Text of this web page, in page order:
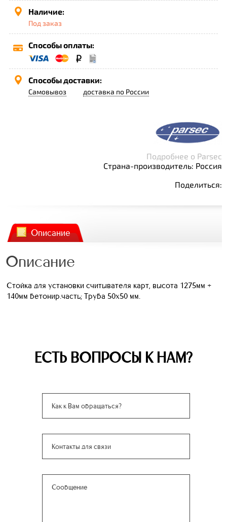
Наличие:
Под заказ
Способы оплаты:
Способы доставки:
Самовывоз доставка по России
Подробнее о Parsec
Страна-производитель: Россия
Поделиться:
Описание
Описание
Стойка для установки считывателя карт, высота 1275мм +
140мм бетонир.часть; Труба 50х50 мм.
ЕСТЬ ВОПРОСЫ К НАМ?